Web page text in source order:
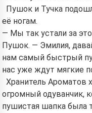
Пушок и Тучка
её ногам.
— Мы так устали за
Пушок. — Эмилия,
нам самый быстрый
нас уже ждут мягкие
Хранитель Ароматов
огромный одуванчик,
пушистая шапка была